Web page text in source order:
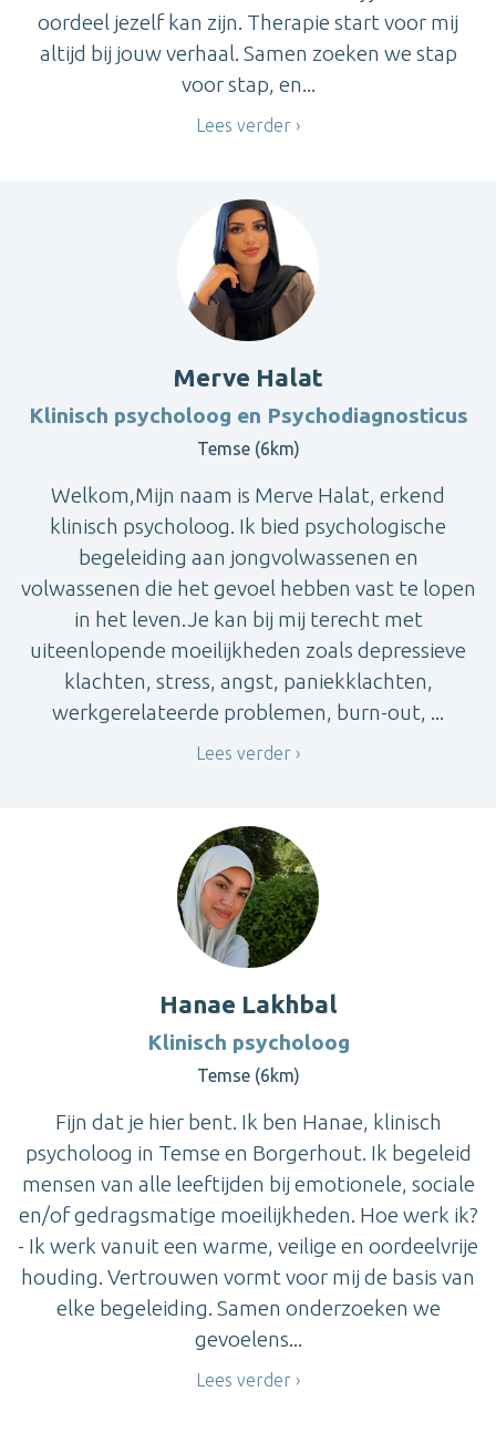
oordeel jezelf kan zijn. Therapie start voor mij
altijd bij jouw verhaal. Samen zoeken we stap
voor stap, en...
Lees verder
Merve Halat
Klinisch psycholoog en Psychodiagnosticus
Temse (6km)
Welkom,Mijn naam is Merve Halat, erkend
klinisch psycholoog. Ik bied psychologische
begeleiding aan jongvolwassenen en
volwassenen die het gevoel hebben vast te lopen
in het leven.Je kan bij mij terecht met
uiteenlopende moeilijkheden zoals depressieve
klachten, stress, angst, paniekklachten,
werkgerelateerde problemen, burn-out, ...
Lees verder
Hanae Lakhbal
Klinisch psycholoog
Temse (6km)
Fijn dat je hier bent. Ik ben Hanae, klinisch
psycholoog in Temse en Borgerhout. Ik begeleid
mensen van alle leeftijden bij emotionele, sociale
en/of gedragsmatige moeilijkheden. Hoe werk ik?
- Ik werk vanuit een warme, veilige en oordeelvrije
houding. Vertrouwen vormt voor mij de basis van
elke begeleiding. Samen onderzoeken we
gevoelens...
Lees verder